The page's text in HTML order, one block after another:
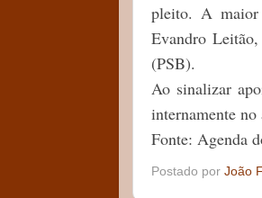
pleito. A maior
Evandro
(PSB).
Ao sinalizar
internamente no
Fonte: Agenda
Postado por João